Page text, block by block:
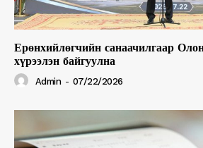
Ерөнхийлөгчийн санаачилгаар
хүрээлэн байгуулна
Admin - 07/22/2026